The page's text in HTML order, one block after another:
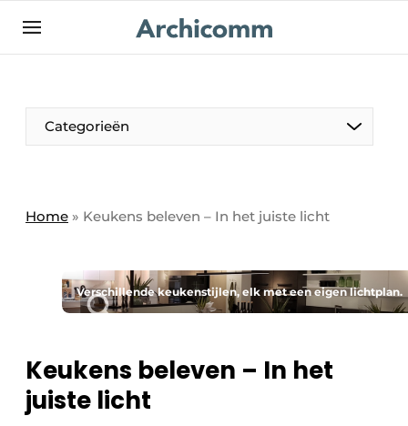
NL be-FR
Categorieën
Home » Keukens beleven – In het juiste licht
Verschillende keukenstijlen, elk met een eigen lichtplan.
Keukens beleven – In het
juiste licht